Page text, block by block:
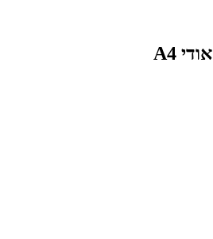
אודי A4